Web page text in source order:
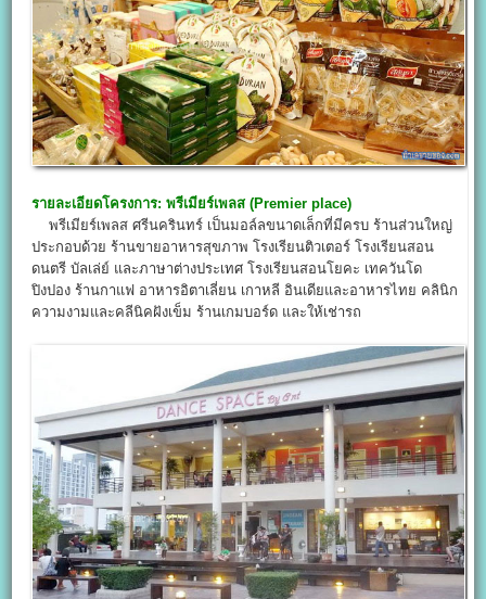
รายละเอียดโครงการ: พรีเมียร์เพลส (Premier place)
พรีเมียร์เพลส ศรีนครินทร์ เป็นมอล์ลขนาดเล็กที่มีครบ ร้านส่วนใหญ่
ประกอบด้วย ร้านขายอาหารสุขภาพ โรงเรียนติวเตอร์ โรงเรียนสอน
ดนตรี บัลเล่ย์ และภาษาต่างประเทศ โรงเรียนสอนโยคะ เทควันโด
ปิงปอง ร้านกาแฟ อาหารอิตาเลี่ยน เกาหลี อินเดียและอาหารไทย คลินิก
ความงามและคลีนิคฝังเข็ม ร้านเกมบอร์ด และให้เช่ารถ